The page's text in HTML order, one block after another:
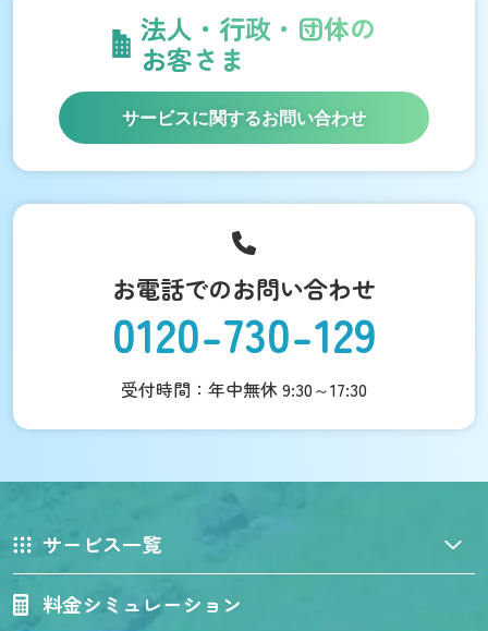
法人・行政・団体の
お客さま
サービスに関するお問い合わせ
お電話でのお問い合わせ
0120-730-129
受付時間：年中無休 9:30～17:30
サービス一覧
料金シミュレーション